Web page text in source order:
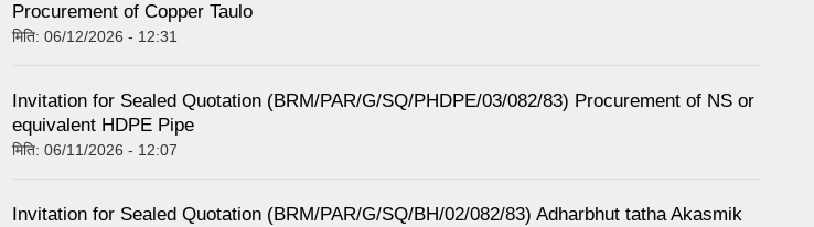
Procurement of Copper Taulo
मिति: 06/12/2026 - 12:31
Invitation for Sealed Quotation (BRM/PAR/G/SQ/PHDPE/03/082/83) Procurement of NS or
equivalent HDPE Pipe
मिति: 06/11/2026 - 12:07
Invitation for Sealed Quotation (BRM/PAR/G/SQ/BH/02/082/83) Adharbhut tatha Akasmik